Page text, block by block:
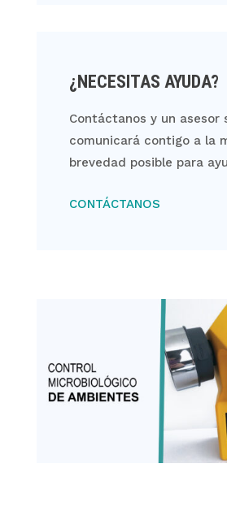
¿NECESITAS AYUDA?
Contáctanos y un asesor
comunicará contigo a la
brevedad posible para
CONTÁCTANOS